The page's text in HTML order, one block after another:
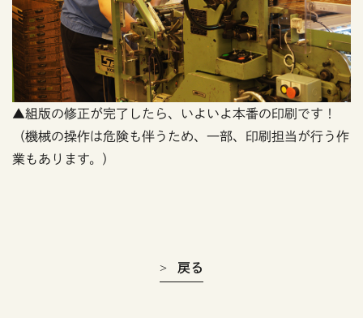
▲組版の修正が完了したら、いよいよ本番の印刷です！
（機械の操作は危険も伴うため、一部、印刷担当が行う作
業もあります。）
戻る